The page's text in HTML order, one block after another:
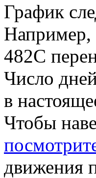
График
Например,
482С
Число
в
Чтобы
движения